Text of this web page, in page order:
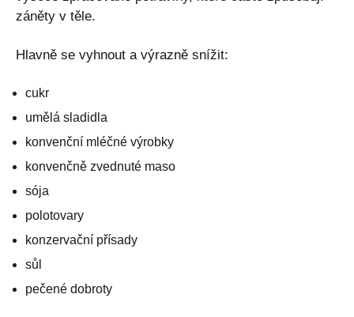
záněty v těle.
Hlavně se vyhnout a výrazně snížit:
cukr
umělá sladidla
konvenční mléčné výrobky
konvenčně zvednuté maso
sója
polotovary
konzervační přísady
sůl
pečené dobroty